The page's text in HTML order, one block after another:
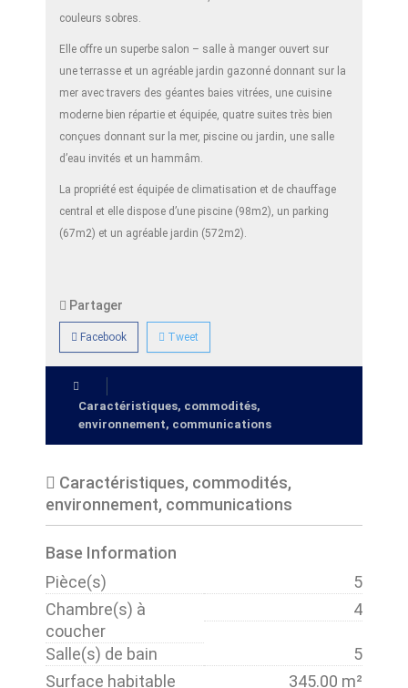
couleurs sobres.
Elle offre un superbe salon – salle à manger ouvert sur
une terrasse et un agréable jardin gazonné donnant sur la
mer avec travers des géantes baies vitrées, une cuisine
moderne bien répartie et équipée, quatre suites très bien
conçues donnant sur la mer, piscine ou jardin, une salle
d’eau invités et un hammâm.
La propriété est équipée de climatisation et de chauffage
central et elle dispose d’une piscine (98m2), un parking
(67m2) et un agréable jardin (572m2).
Partager
Facebook Tweet
Caractéristiques, commodités,
environnement, communications
Caractéristiques, commodités,
environnement, communications
Base Information
Pièce(s)
5
Chambre(s) à
coucher
4
Salle(s) de bain
5
Surface habitable
345.00 m²